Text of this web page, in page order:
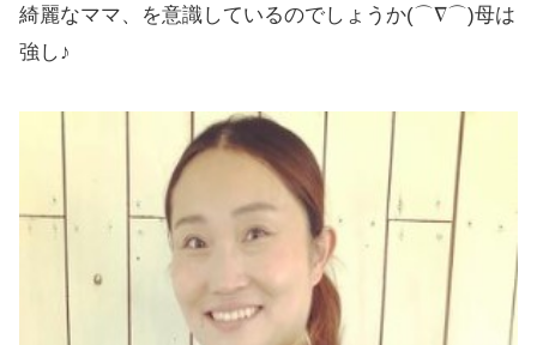
綺麗なママ、を意識しているのでしょうか(⌒∇⌒)母は
強し♪